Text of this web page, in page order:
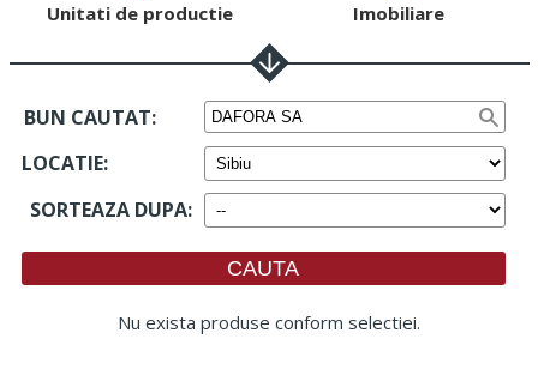
Unitati de productie Imobiliare
BUN CAUTAT:
LOCATIE:
SORTEAZA DUPA:
Nu exista produse conform selectiei.